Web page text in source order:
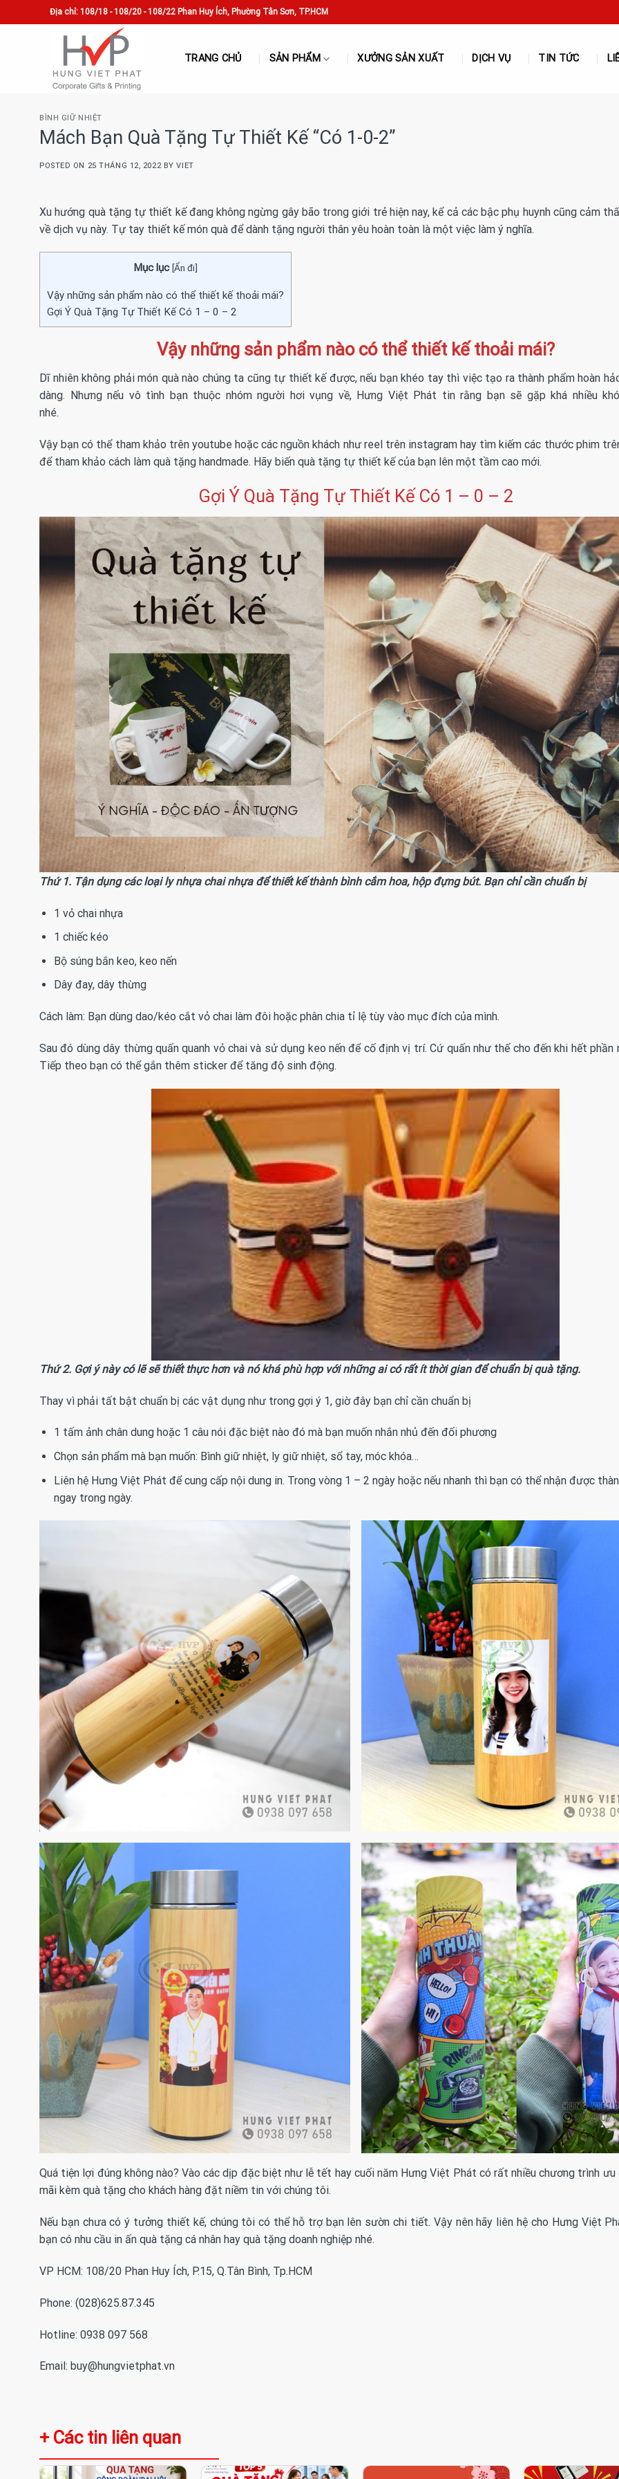
to
Địa chỉ: 108/18 - 108/20 - 108/22 Phan Huy Ích, Phường Tân Sơn, TP.HCM
TRANG CHỦ SẢN PHẨM XƯỞNG SẢN XUẤT DỊCH VỤ TIN TỨC
BÌNH GIỮ NHIỆT
Mách Bạn Quà Tặng Tự Thiết Kế “Có 1-0-2”
POSTED ON 25 THÁNG 12, 2022 BYVIET
Xu hướng quà tặng tự thiết kế đang không ngừng gây bão trong giới trẻ hiện nay, kể cả các bậc phụ huynh cũng cảm
về dịch vụ này. Tự tay thiết kế món quà để dành tặng người thân yêu hoàn toàn là một việc làm ý nghĩa.
Mục lục [Ẩn đi]
Vậy những sản phẩm nào có thể thiết kế thoải mái?
Gợi Ý Quà Tặng Tự Thiết Kế Có 1 – 0 – 2
Vậy những sản phẩm nào có thể thiết kế thoải mái?
Dĩ nhiên không phải món quà nào chúng ta cũng tự thiết kế được, nếu bạn khéo tay thì việc tạo ra thành phẩm hoàn
dàng. Nhưng nếu vô tình bạn thuộc nhóm người hơi vụng về, Hưng Việt Phát tin rằng bạn sẽ gặp khá nhiều
nhé.
Vậy bạn có thể tham khảo trên youtube hoặc các nguồn khách như reel trên instagram hay tìm kiếm các thước phim
để tham khảo cách làm quà tặng handmade. Hãy biến quà tặng tự thiết kế của bạn lên một tầm cao mới.
Gợi Ý Quà Tặng Tự Thiết Kế Có 1 – 0 – 2
Thứ 1. Tận dụng các loại ly nhựa chai nhựa để thiết kế thành bình cắm hoa, hộp đựng bút. Bạn chỉ cần chuẩn bị
1 vỏ chai nhựa
1 chiếc kéo
Bộ súng bắn keo, keo nến
Dây đay, dây thừng
Cách làm: Bạn dùng dao/kéo cắt vỏ chai làm đôi hoặc phân chia tỉ lệ tùy vào mục đích của mình.
Sau đó dùng dây thừng quấn quanh vỏ chai và sử dụng keo nến để cố định vị trí. Cứ quấn như thế cho đến khi hết phần
Tiếp theo bạn có thể gắn thêm sticker để tăng độ sinh động.
Thứ 2. Gợi ý này có lẽ sẽ thiết thực hơn và nó khá phù hợp với những ai có rất ít thời gian để chuẩn bị quà tặng.
Thay vì phải tất bật chuẩn bị các vật dụng như trong gợi ý 1, giờ đây bạn chỉ cần chuẩn bị
1 tấm ảnh chân dung hoặc 1 câu nói đặc biệt nào đó mà bạn muốn nhắn nhủ đến đối phương
Chọn sản phẩm mà bạn muốn: Bình giữ nhiệt, ly giữ nhiệt, sổ tay, móc khóa…
Liên hệ Hưng Việt Phát để cung cấp nội dung in. Trong vòng 1 – 2 ngày hoặc nếu nhanh thì bạn có thể nhận được
ngay trong ngày.
Quá tiện lợi đúng không nào? Vào các dịp đặc biệt như lễ tết hay cuối năm Hưng Việt Phát có rất nhiều chương trình ưu
mãi kèm quà tặng cho khách hàng đặt niềm tin với chúng tôi.
Nếu bạn chưa có ý tưởng thiết kế, chúng tôi có thể hỗ trợ bạn lên sườn chi tiết. Vậy nên hãy liên hệ cho Hưng Việt
bạn có nhu cầu in ấn quà tặng cá nhân hay quà tặng doanh nghiệp nhé.
VP HCM: 108/20 Phan Huy Ích, P.15, Q.Tân Bình, Tp.HCM
Phone: (028)625.87.345
Hotline: 0938 097 568
Email: buy@hungvietphat.vn
+ Các tin liên quan